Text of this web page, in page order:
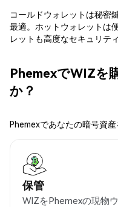
コールドウォレットは秘密
最適。ホットウォレットは
レットも高度なセキュリテ
PhemexでWIZを
か？
Phemexであなたの暗号資産
保管
WIZをPhemexの現物